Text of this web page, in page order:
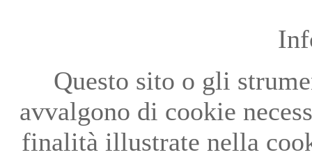
Questo sito o gli
avvalgono di cookie
finalità illustrate nella